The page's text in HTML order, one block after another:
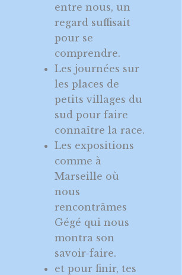
entre nous, un
regard suffisait
pour se
comprendre.
Les journées sur
les places de
petits villages du
sud pour faire
connaître la race.
Les expositions
comme à
Marseille où
nous
rencontrâmes
Gégé qui nous
montra son
savoir-faire.
et pour finir, tes